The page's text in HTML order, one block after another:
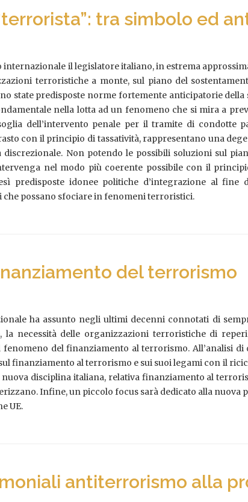
tra simbolo ed
il legislatore italiano, in estrema
terroristiche a monte, sul piano del
state predisposte norme fortemente anticipatorie
nella lotta ad un fenomeno che si mira a
dell’intervento penale per il tramite di condotte
con il principio di tassatività, rappresentano una
discrezionale. Non potendo le possibili soluzioni sul
nel modo più coerente possibile con il
predisposte idonee politiche d’integrazione al fine
possano sfociare in fenomeni terroristici.
del terrorismo
ha assunto negli ultimi decenni connotati di
la necessità delle organizzazioni terroristiche di
del finanziamento al terrorismo. All’analisi
finanziamento al terrorismo e sui suoi legami con il
disciplina italiana, relativa finanziamento al
Infine, un piccolo focus sarà dedicato alla
UE.
antiterrorismo alla